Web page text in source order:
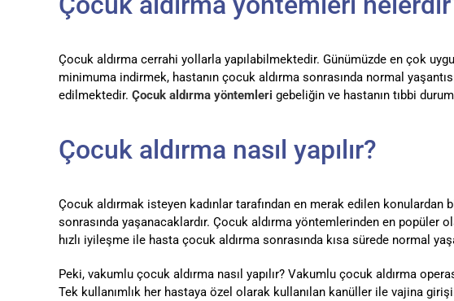
Çocuk aldırma cerrahi yollarla yapılabilmektedir. Günümüzde en çok
minimuma indirmek, hastanın çocuk aldırma sonrasında normal
edilmektedir. Çocuk aldırma yöntemleri gebeliğin ve hastanın tıbbi
Çocuk aldırma nasıl yapılır?
Çocuk aldırmak isteyen kadınlar tarafından en merak edilen konulardan
sonrasında yaşanacaklardır. Çocuk aldırma yöntemlerinden en
hızlı iyileşme ile hasta çocuk aldırma sonrasında kısa sürede normal
Peki, vakumlu çocuk aldırma nasıl yapılır? Vakumlu çocuk aldırma
Tek kullanımlık her hastaya özel olarak kullanılan kanüller ile vajina